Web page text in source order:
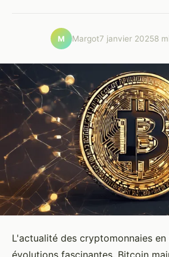
M Margot7 janvier 20258
L'actualité des cryptomonnaies
évolutions fascinantes. Bitcoin